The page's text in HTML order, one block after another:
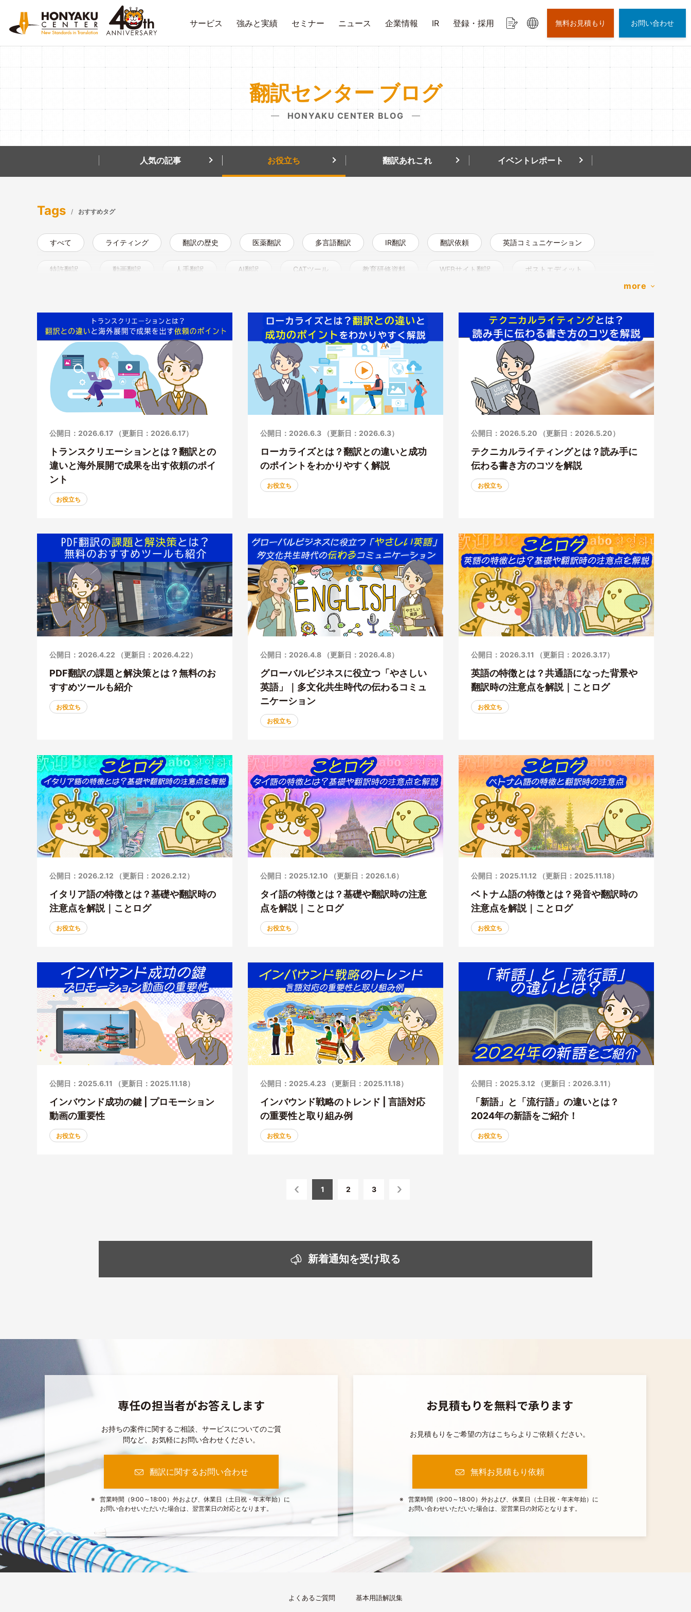
サービス 強みと実績 セミナー ニュース 企業情報 IR 登録・採用 無料お見積もり お問い合わせ
翻訳センター ブログ
HONYAKU CENTER BLOG
人気の記事 お役立ち 翻訳あれこれ イベントレポート
Tags おすすめタグ
すべて ライティング 翻訳の歴史 医薬翻訳 多言語翻訳 IR翻訳 翻訳依頼 英語コミュニケーション
特許翻訳 動画翻訳 人手翻訳 AI翻訳 CATツール 教育研修資料 WEBサイト翻訳 ポストエディット
more
公開日：2026.6.17 （更新日：2026.6.17）
トランスクリエーションとは？翻訳との
違いと海外展開で成果を出す依頼のポイ
ント
お役立ち
公開日：2026.6.3 （更新日：2026.6.3）
ローカライズとは？翻訳との違いと成功
のポイントをわかりやすく解説
お役立ち
公開日：2026.5.20 （更新日：2026.5.20）
テクニカルライティングとは？読み手に
伝わる書き方のコツを解説
お役立ち
公開日：2026.4.22 （更新日：2026.4.22）
PDF翻訳の課題と解決策とは？無料のお
すすめツールも紹介
お役立ち
公開日：2026.4.8 （更新日：2026.4.8）
グローバルビジネスに役立つ「やさしい
英語」｜多文化共生時代の伝わるコミュ
ニケーション
お役立ち
公開日：2026.3.11 （更新日：2026.3.17）
英語の特徴とは？共通語になった背景や
翻訳時の注意点を解説｜ことログ
お役立ち
公開日：2026.2.12 （更新日：2026.2.12）
イタリア語の特徴とは？基礎や翻訳時の
注意点を解説｜ことログ
お役立ち
公開日：2025.12.10 （更新日：2026.1.6）
タイ語の特徴とは？基礎や翻訳時の注意
点を解説｜ことログ
お役立ち
公開日：2025.11.12 （更新日：2025.11.18）
ベトナム語の特徴とは？発音や翻訳時の
注意点を解説｜ことログ
お役立ち
公開日：2025.6.11 （更新日：2025.11.18）
インバウンド成功の鍵 | プロモーション
動画の重要性
お役立ち
公開日：2025.4.23 （更新日：2025.11.18）
インバウンド戦略のトレンド | 言語対応
の重要性と取り組み例
お役立ち
公開日：2025.3.12 （更新日：2026.3.11）
「新語」と「流行語」の違いとは？
2024年の新語をご紹介！
お役立ち
1 2 3
新着通知を受け取る
専任の担当者がお答えします
お持ちの案件に関するご相談、サービスについてのご質
問など、お気軽にお問い合わせください。
翻訳に関するお問い合わせ
営業時間（9:00～18:00）外および、休業日（土日祝・年末年始）に
お問い合わせいただいた場合は、翌営業日の対応となります。
お見積もりを無料で承ります
お見積もりをご希望の方はこちらよりご依頼ください。
無料お見積もり依頼
営業時間（9:00～18:00）外および、休業日（土日祝・年末年始）に
お問い合わせいただいた場合は、翌営業日の対応となります。
よくあるご質問 基本用語解説集